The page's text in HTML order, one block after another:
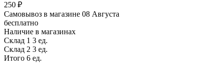
250 ₽
Самовывоз в магазине 08 Августа
бесплатно
Наличие в магазинах
Склад 1 3 ед.
Склад 2 3 ед.
Итого 6 ед.